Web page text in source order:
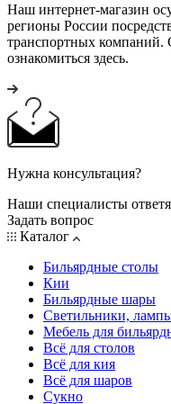
Наш интернет-магазин
регионы России
транспортных компаний.
ознакомиться здесь.
Нужна консультация?
Наши специалисты
Задать вопрос
Каталог
Бильярдные столы
Кии
Бильярдные шары
Светильники,
Мебель для
Всё для столов
Всё для кия
Всё для шаров
Сукно